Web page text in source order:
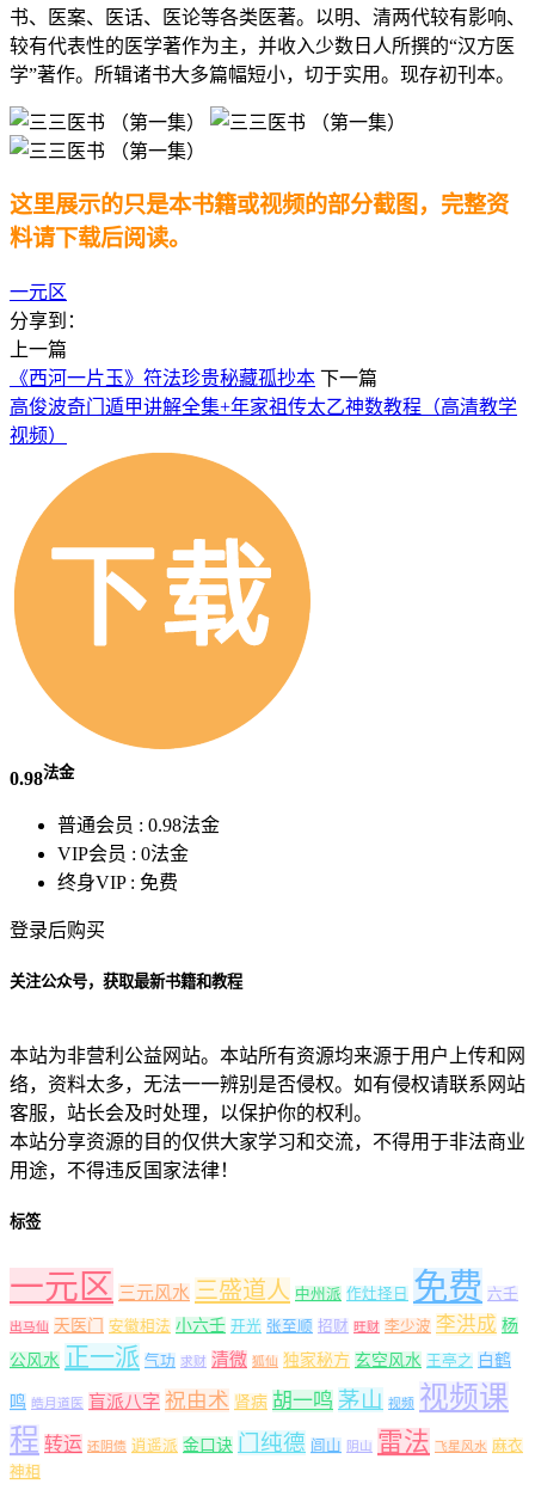
书、医案、医话、医论等各类医著。以明、清两代较有影响、
较有代表性的医学著作为主，并收入少数日人所撰的“汉方医
学”著作。所辑诸书大多篇幅短小，切于实用。现存初刊本。
这里展示的只是本书籍或视频的部分截图，完整资
料请下载后阅读。
一元区
分享到：
上一篇
《西河一片玉》符法珍贵秘藏孤抄本 下一篇
高俊波奇门遁甲讲解全集+年家祖传太乙神数教程（高清教学
视频）
0.98法金
普通会员 : 0.98法金
VIP会员 : 0法金
终身VIP : 免费
登录后购买
关注公众号，获取最新书籍和教程
本站为非营利公益网站。本站所有资源均来源于用户上传和网
络，资料太多，无法一一辨别是否侵权。如有侵权请联系网站
客服，站长会及时处理，以保护你的权利。
本站分享资源的目的仅供大家学习和交流，不得用于非法商业
用途，不得违反国家法律！
标签
一元区 三元风水 三盛道人 中州派 作灶择日 免费 六壬
出马仙 天医门 安徽相法 小六壬 开光 张至顺 招财 旺财 李少波 李洪成 杨
公风水 正一派 气功 求财 清微 狐仙 独家秘方 玄空风水 王亭之 白鹤
鸣 皓月道医 盲派八字 祝由术 肾病 胡一鸣 茅山 视频 视频课
程 转运 还阴债 逍遥派 金口诀 门纯德 闾山 阴山 雷法 飞星风水 麻衣
神相